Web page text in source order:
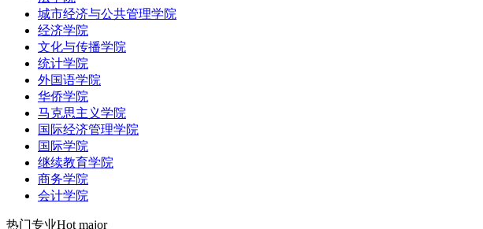
城市经济与公共管理学院
经济学院
文化与传播学院
统计学院
外国语学院
华侨学院
马克思主义学院
国际经济管理学院
国际学院
继续教育学院
商务学院
会计学院
热门专业Hot major